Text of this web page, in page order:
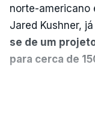
norte-americano
Jared Kushner,
se de um
para cerca de